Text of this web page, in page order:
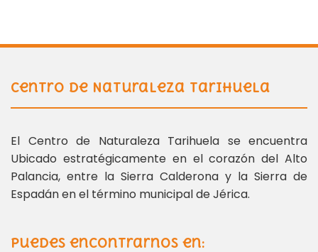
Centro de Naturaleza Tarihuela
El Centro de Naturaleza Tarihuela se encuentra
Ubicado estratégicamente en el corazón del Alto
Palancia, entre la Sierra Calderona y la Sierra de
Espadán en el término municipal de Jérica.
Puedes encontrarnos en: